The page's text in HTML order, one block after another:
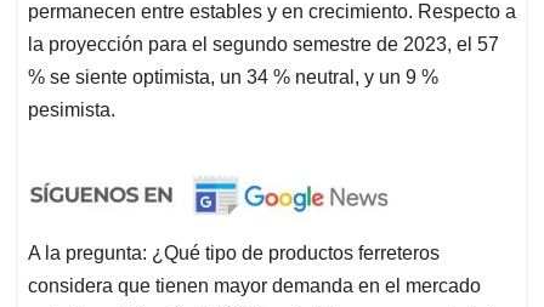
permanecen entre estables y en crecimiento. Respecto a
la proyección para el segundo semestre de 2023, el 57
% se siente optimista, un 34 % neutral, y un 9 %
pesimista.
A la pregunta: ¿Qué tipo de productos ferreteros
considera que tienen mayor demanda en el mercado